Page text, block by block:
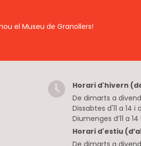
el Museu de Granollers!
Horari d'hivern
De dimarts a
Dissabtes d'11 a 14 i
Diumenges d’11 a
Horari d'estiu
De dimarts a